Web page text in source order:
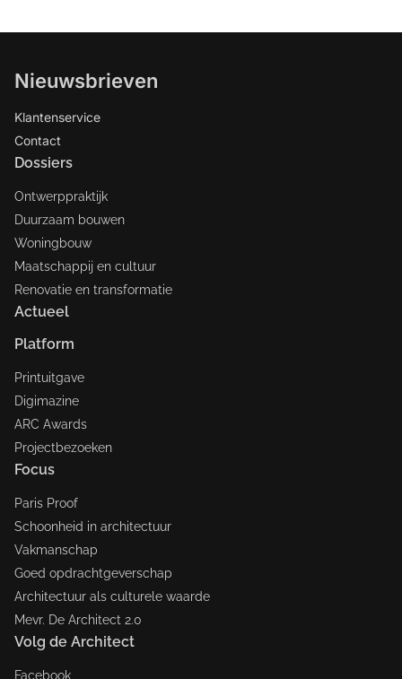
Nieuwsbrieven
Klantenservice
Contact
Dossiers
Ontwerppraktijk
Duurzaam bouwen
Woningbouw
Maatschappij en cultuur
Renovatie en transformatie
Actueel
Platform
Printuitgave
Digimazine
ARC Awards
Projectbezoeken
Focus
Paris Proof
Schoonheid in architectuur
Vakmanschap
Goed opdrachtgeverschap
Architectuur als culturele waarde
Mevr. De Architect 2.0
Volg de Architect
Facebook